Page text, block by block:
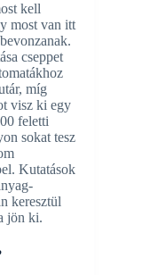
kell
most van itt
cseppet
míg
visz ki egy
feletti
sokat tesz
Kutatások
keresztül
jön ki.